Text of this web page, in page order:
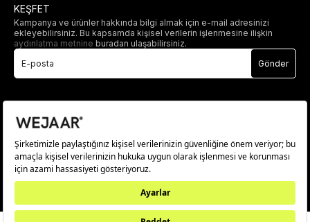
KEŞFET
Kampanya ve ürünler hakkında bilgi almak için e-mail adresinizi
ekleyebilirsiniz. Bu kapsamda kişisel verilerin işlenmesine ilişkin
aydınlatma metnine buradan ulaşabilirsiniz.
Gönder
© 2025 wejaar.com.tr. tüm hakları saklıdır.